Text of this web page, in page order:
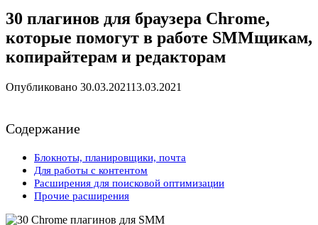
30 плагинов для браузера Chrome,
которые помогут в работе SMMщикам,
копирайтерам и редакторам
Опубликовано 30.03.202113.03.2021
Содержание
Блокноты, планировщики, почта
Для работы с контентом
Расширения для поисковой оптимизации
Прочие расширения